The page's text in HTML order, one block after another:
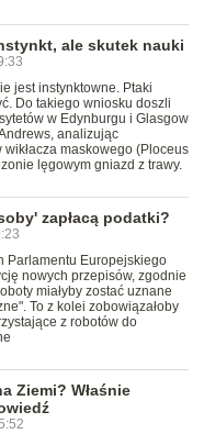
ale skutek nauki
jest instynktowne. Ptaki
Do takiego wniosku doszli
w Edynburgu i Glasgow
analizując
maskowego (Ploceus
lęgowym gniazd z trawy.
zapłacą podatki?
Parlamentu Europejskiego
nowych przepisów, zgodnie
miałyby zostać uznane
To z kolei zobowiązałoby
z robotów do
Ziemi? Właśnie